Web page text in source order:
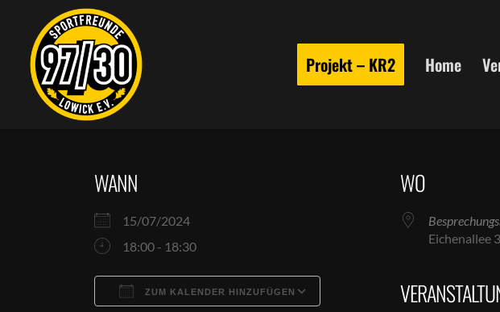
Projekt – KR2 Home
WANN
15/07/2024
18:00 - 18:30
ZUM KALENDER HINZUFÜGEN
WO
Eichenallee